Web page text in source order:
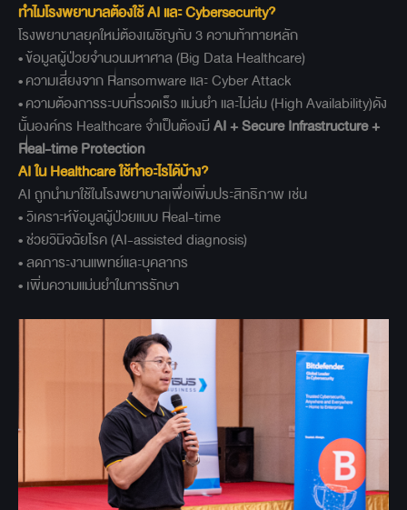
ทำไมโรงพยาบาลต้องใช้ AIและ Cybersecurity?
โรงพยาบาลยุคใหม่ต้องเผชิญกับ 3 ความท้าทายหลัก
• ข้อมูลผู้ป่วยจำนวนมหาศาล (Big Data Healthcare)
• ความเสี่ยงจาก Ransomware และ Cyber Attack
• ความต้องการระบบที่รวดเร็ว แม่นยำ และไม่ล่ม (High Availability)ดัง
นั้นองค์กร Healthcare จำเป็นต้องมีAI + Secure Infrastructure +
Real-time Protection
AI ใน Healthcare ใช้ทำอะไรได้บ้าง?
AI ถูกนำมาใช้ในโรงพยาบาลเพื่อเพิ่มประสิทธิภาพ เช่น
• วิเคราะห์ข้อมูลผู้ป่วยแบบ Real-time
• ช่วยวินิจฉัยโรค (AI-assisted diagnosis)
• ลดภาระงานแพทย์และบุคลากร
• เพิ่มความแม่นยำในการรักษา